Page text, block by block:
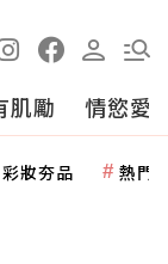
肌勵 情慾愛
彩妝夯品 熱門